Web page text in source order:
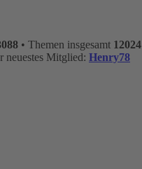
• Themen insgesamt 12024
neuestes Mitglied: Henry78